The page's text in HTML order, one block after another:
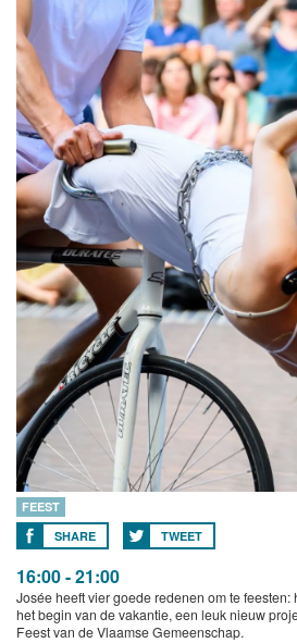
FEEST
SHARE
TWEET
16:00 - 21:00
Josée heeft vier goede redenen om te
het begin van de vakantie, een leuk nieuw
Feest van de Vlaamse Gemeenschap.